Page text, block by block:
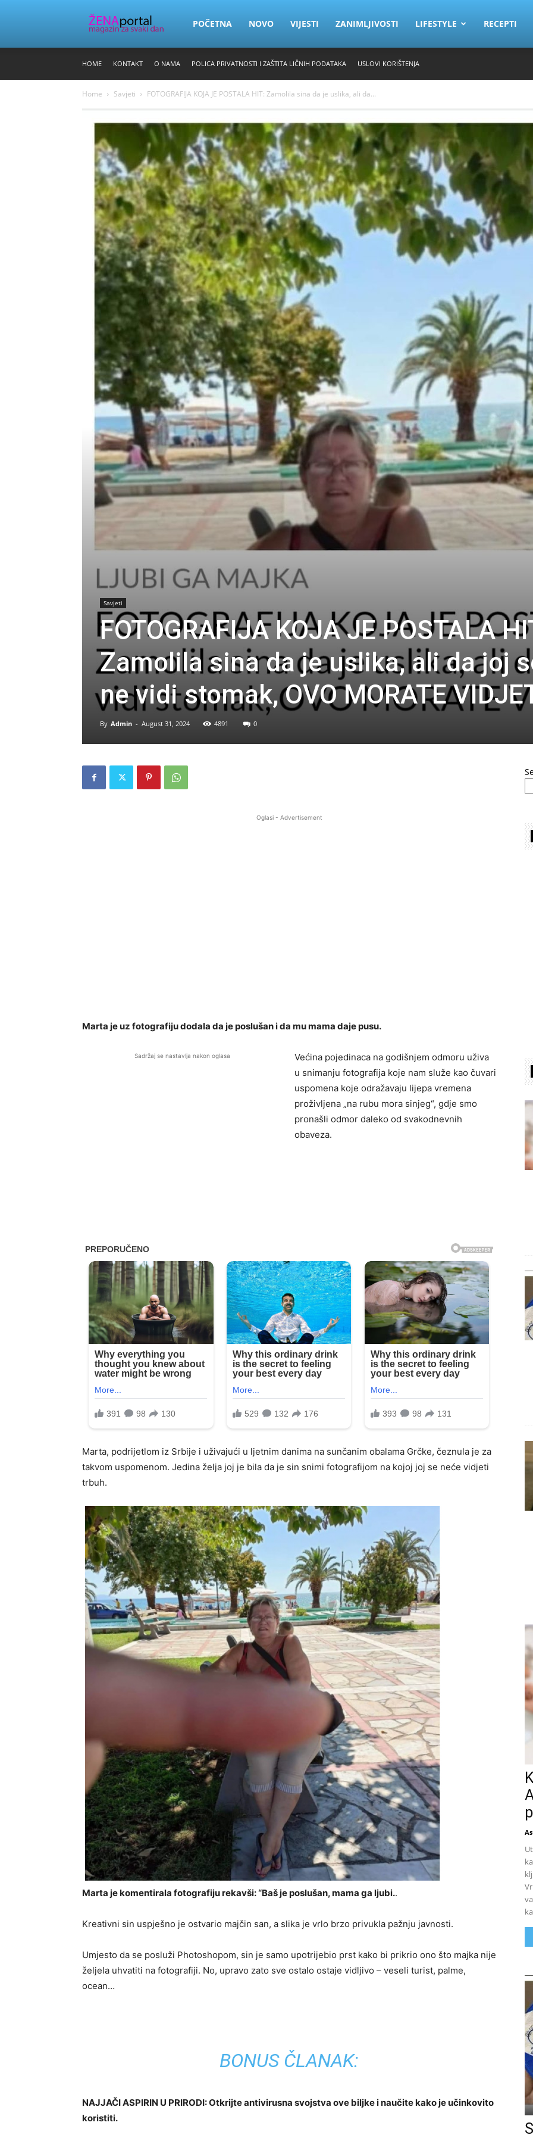
Zena
POČETNA NOVO VIJESTI ZANIMLJIVOSTI LIFESTYLE RECEPTI
HOME KONTAKT O NAMA POLICA PRIVATNOSTI I ZAŠTITA LIČNIH PODATAKA USLOVI KORIŠTENJA
Home Savjeti FOTOGRAFIJA KOJA JE POSTALA HIT: Zamolila sina da je uslika, ali da...
Savjeti
FOTOGRAFIJA KOJA JE POSTALA
Zamolila sina da je uslika, ali da joj
ne vidi stomak, OVO MORATE
By Admin - August 31, 2024 4891 0
Oglasi - Advertisement
Marta je uz fotografiju dodala da je poslušan i da mu mama daje pusu.
Sadržaj se nastavlja nakon oglasa
Većina pojedinaca na godišnjem odmoru uživa
u snimanju fotografija koje nam služe kao čuvari
uspomena koje odražavaju lijepa vremena
proživljena „na rubu mora sinjeg“, gdje smo
pronašli odmor daleko od svakodnevnih
obaveza.
Marta, podrijetlom iz Srbije i uživajući u ljetnim danima na sunčanim obalama Grčke, čeznula je za
takvom uspomenom. Jedina želja joj je bila da je sin snimi fotografijom na kojoj joj se neće vidjeti
trbuh.
Marta je komentirala fotografiju rekavši: “Baš je poslušan, mama ga ljubi..
Kreativni sin uspješno je ostvario majčin san, a slika je vrlo brzo privukla pažnju javnosti.
Umjesto da se posluži Photoshopom, sin je samo upotrijebio prst kako bi prikrio ono što majka nije
željela uhvatiti na fotografiji. No, upravo zato sve ostalo ostaje vidljivo – veseli turist, palme,
ocean…
BONUS ČLANAK:
NAJJAČI ASPIRIN U PRIRODI: Otkrijte antivirusna svojstva ove biljke i naučite kako je učinkovito
koristiti.